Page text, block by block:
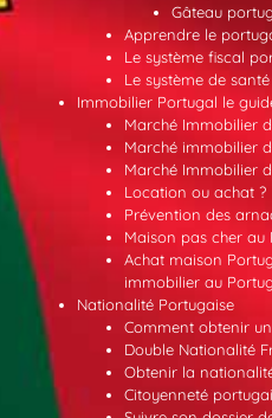
Gâteau
Apprendre le
Le système fiscal
Le système de
Immobilier Portugal le
Marché Immobilier
Marché immobilier
Marché Immobilier
Location ou achat ?
Prévention des
Maison pas cher au
Achat maison
immobilier au
Nationalité Portugaise
Comment obtenir
Double Nationalité
Obtenir la
Citoyenneté